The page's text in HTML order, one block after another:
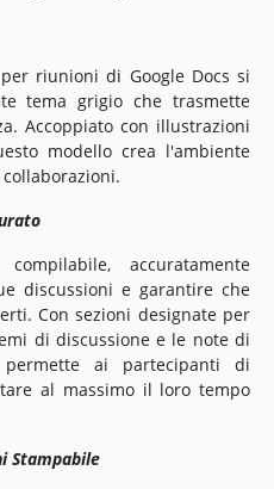
riunioni di Google Docs si
tema grigio che trasmette
Accoppiato con illustrazioni
modello crea l'ambiente
accuratamente
discussioni e garantire che
Con sezioni designate per
di discussione e le note di
ai partecipanti di
al massimo il loro tempo
Stampabile